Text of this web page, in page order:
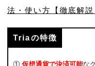
法・使い方【徹底解説
Triaの特徴
① 仮想通貨で決済可能な